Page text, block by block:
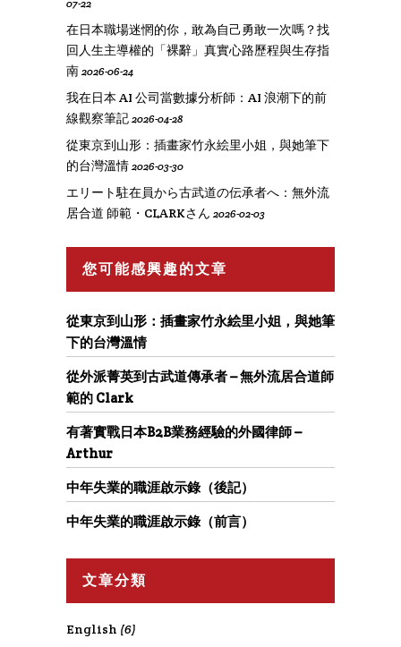
07-22
在日本職場迷惘的你，敢為自己勇敢一次嗎？找
回人生主導權的「裸辭」真實心路歷程與生存指
南 2026-06-24
我在日本 AI 公司當數據分析師：AI 浪潮下的前
線觀察筆記 2026-04-28
從東京到山形：插畫家竹永絵里小姐，與她筆下
的台灣溫情 2026-03-30
エリート駐在員から古武道の伝承者へ：無外流
居合道 師範・CLARKさん 2026-02-03
您可能感興趣的文章
從東京到山形：插畫家竹永絵里小姐，與她筆
下的台灣溫情
從外派菁英到古武道傳承者 – 無外流居合道師
範的 Clark
有著實戰日本B2B業務經驗的外國律師 –
Arthur
中年失業的職涯啟示錄（後記）
中年失業的職涯啟示錄（前言）
文章分類
English (6)